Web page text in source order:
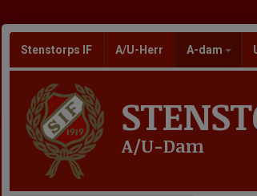
Stenstorps IF A/U-Herr A-dam
A/U-Dam